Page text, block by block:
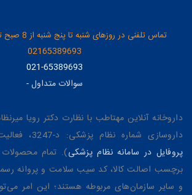
02165389693
021-65389693
سوالات متداول-
داروخانه آنلاین مهتاطب با نظارت دکتر رویا
داروسازی شماره نظام پزشکی: د-3247، فعالیت می‌کند. (
پروفایل در سامانه نظام پزشکی). تمام محصولات
برچسب اصالت کالا، کد سیب سلامت و پروانه
و سایر سازمان‌های مربوطه هستند؛ این امر